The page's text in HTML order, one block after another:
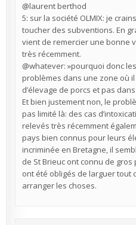
@laurent berthod
5: sur la société OLMIX: je
toucher des subventions. En
vient de remercier une bonne
très récemment.
@whatever: »pourquoi donc
problèmes dans une zone où
d’élevage de porcs et pas
Et bien justement non, le
pas limité là: des cas
relevés très récemment
pays bien connus pour leurs
incriminée en Bretagne, il
de St Brieuc ont connu de
ont été obligés de larguer tout
arranger les choses.